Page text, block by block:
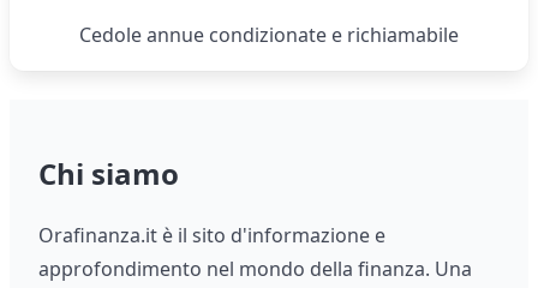
Cedole annue condizionate e richiamabile
Chi siamo
Orafinanza.it è il sito d'informazione e
approfondimento nel mondo della finanza. Una